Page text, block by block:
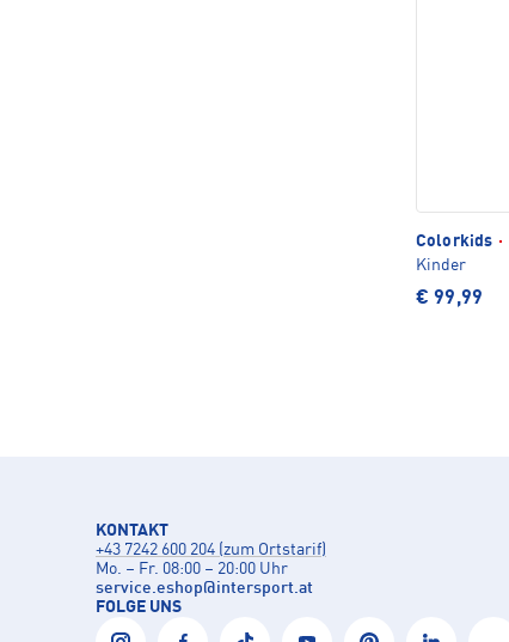
Colorkids ·
Kinder
€ 99,99
KONTAKT
+43 7242 600 204 (zum Ortstarif)
Mo. – Fr. 08:00 – 20:00 Uhr
service.eshop@intersport.at
FOLGE UNS